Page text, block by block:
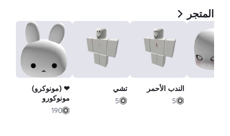
المتجر
الندب الأحمر
5
تشي
5
❤ (مونوكرو)
مونوكورو
190